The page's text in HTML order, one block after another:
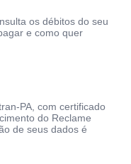
os débitos do seu
e como quer
PA, com certificado
do Reclame
de seus dados é